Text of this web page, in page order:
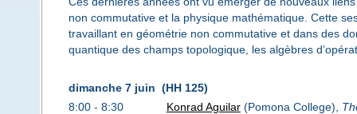
non commutative et la physique mathématique. Cette
travaillant en géométrie non commutative et dans des
quantique des champs topologique, les algèbres
dimanche 7 juin (HH 125)
8:00 - 8:30
Konrad Aguilar(Pomona College),